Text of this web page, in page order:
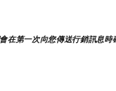
第一次向您傳送行銷訊息